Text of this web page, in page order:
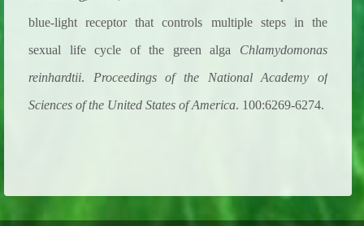
blue-light receptor that controls multiple steps in the
sexual life cycle of the green alga Chlamydomonas
reinhardtii. Proceedings of the National Academy of
Sciences of the United States of America. 100:6269-6274.